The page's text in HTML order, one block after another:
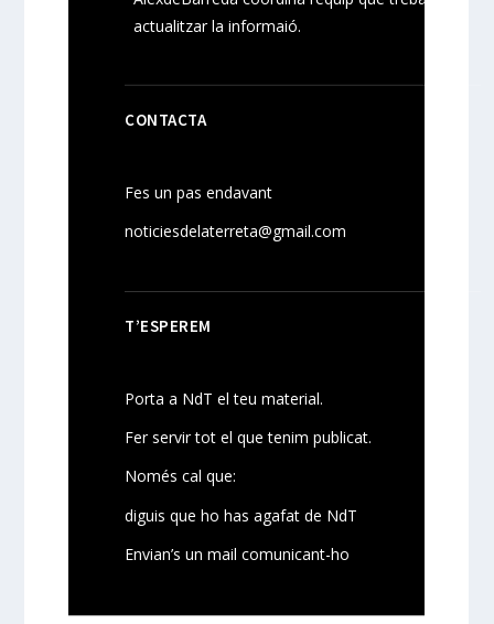
actualitzar la informaió.
CONTACTA
Fes un pas endavant
noticiesdelaterreta@gmail.com
T’ESPEREM
Porta a NdT el teu material.
Fer servir tot el que tenim publicat.
Només cal que:
diguis que ho has agafat de NdT
Envian’s un mail comunicant-ho